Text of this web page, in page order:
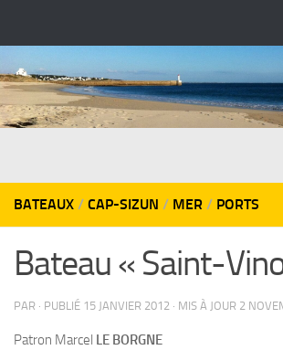
BATEAUX / CAP-SIZUN / MER / PORTS
Bateau « Saint-
PAR · PUBLIÉ 15 JANVIER 2012 · MIS À JOUR 2
Patron Marcel LE BORGNE